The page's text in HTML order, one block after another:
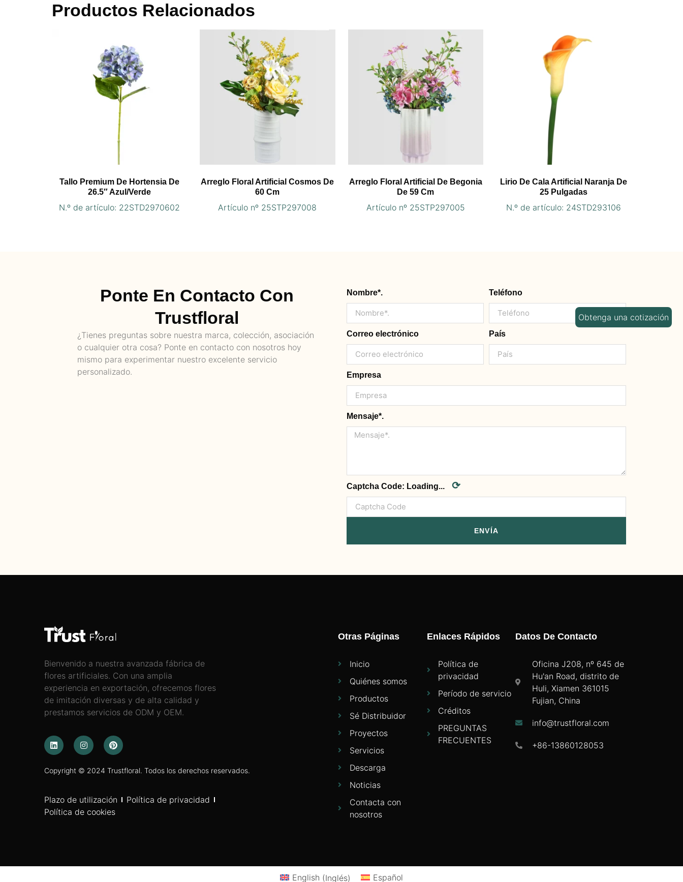
Productos Relacionados
Tallo Premium De Hortensia De
26.5″ Azul/verde
N.º de artículo: 22STD2970602
Arreglo Floral Artificial Cosmos De
60 Cm
Artículo nº 25STP297008
Arreglo Floral Artificial De Begonia
De 59 Cm
Artículo nº 25STP297005
Lirio De Cala Artificial Naranja De
25 Pulgadas
N.º de artículo: 24STD293106
Ponte En Contacto Con
Trustfloral
¿Tienes preguntas sobre nuestra marca, colección, asociación
o cualquier otra cosa? Ponte en contacto con nosotros hoy
mismo para experimentar nuestro excelente servicio
personalizado.
Nombre*. Teléfono
Correo electrónico País
Empresa
Mensaje*.
Captcha Code: Loading... ⟳
ENVÍA
Bienvenido a nuestra avanzada fábrica de
flores artificiales. Con una amplia
experiencia en exportación, ofrecemos flores
de imitación diversas y de alta calidad y
prestamos servicios de ODM y OEM.
Copyright © 2024 Trustfloral. Todos los derechos reservados.
Plazo de utilización
Política de privacidad
Política de cookies
Otras Páginas
Inicio
Quiénes somos
Productos
Sé Distribuidor
Proyectos
Servicios
Descarga
Noticias
Contacta con
nosotros
Enlaces Rápidos
Política de
privacidad
Período de servicio
Créditos
PREGUNTAS
FRECUENTES
Datos De Contacto
Oficina J208, nº 645 de
Hu'an Road, distrito de
Huli, Xiamen 361015
Fujian, China
info@trustfloral.com
+86-13860128053
English (Inglés) Español
Obtenga una cotización